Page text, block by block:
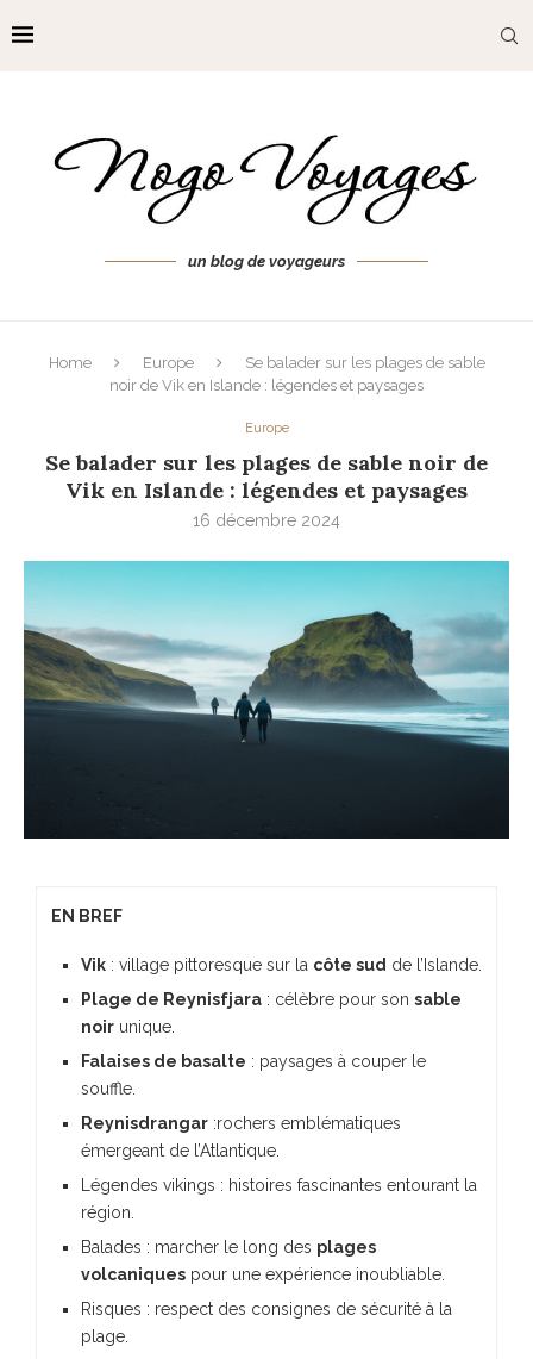
un blog de voyageurs
Home Europe
Se balader sur les plages de sable
noir de Vik en Islande : légendes et paysages
Europe
Se balader sur les plages de sable noir de
Vik en Islande : légendes et paysages
16 décembre 2024
EN BREF
Vik : village pittoresque sur la côte sud de l’Islande.
Plage de Reynisfjara : célèbre pour son sable
noir unique.
Falaises de basalte : paysages à couper le
souffle.
Reynisdrangar :rochers emblématiques
émergeant de l’Atlantique.
Légendes vikings : histoires fascinantes entourant la
région.
Balades : marcher le long des plages
volcaniques pour une expérience inoubliable.
Risques : respect des consignes de sécurité à la
plage.